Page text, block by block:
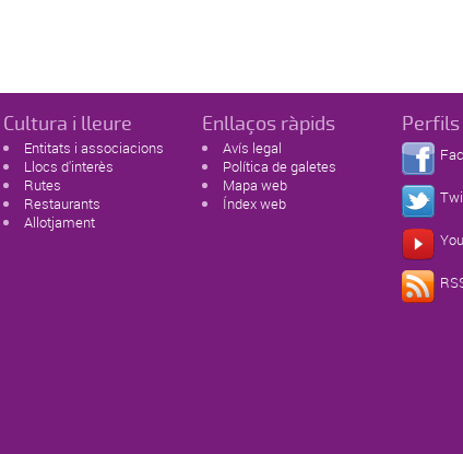
Cultura i lleure
Entitats i associacions
Llocs d'interès
Rutes
Restaurants
Allotjament
Enllaços ràpids
Avís legal
Política de galetes
Mapa web
Índex web
Perfils